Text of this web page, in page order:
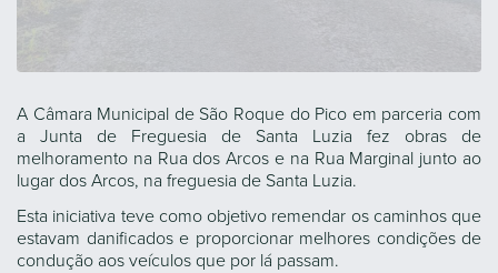
A Câmara Municipal de São Roque do Pico em parceria com
a Junta de Freguesia de Santa Luzia fez obras de
melhoramento na Rua dos Arcos e na Rua Marginal junto ao
lugar dos Arcos, na freguesia de Santa Luzia.
Esta iniciativa teve como objetivo remendar os caminhos que
estavam danificados e proporcionar melhores condições de
condução aos veículos que por lá passam.